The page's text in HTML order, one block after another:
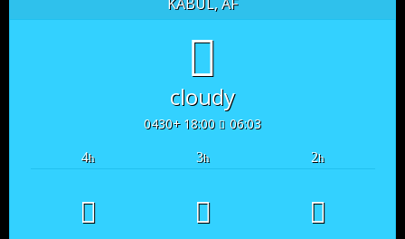
cloudy
06:03
18:00 +0430
2h
3h
4h